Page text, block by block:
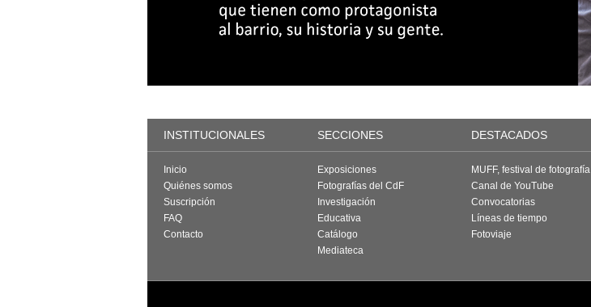
INSTITUCIONALES SECCIONES DESTACADOS
Inicio
Quiénes somos
Suscripción
FAQ
Contacto
Exposiciones
Fotografías del CdF
Investigación
Educativa
Catálogo
Mediateca
MUFF, festival de fotografía
Canal de YouTube
Convocatorias
Líneas de tiempo
Fotoviaje